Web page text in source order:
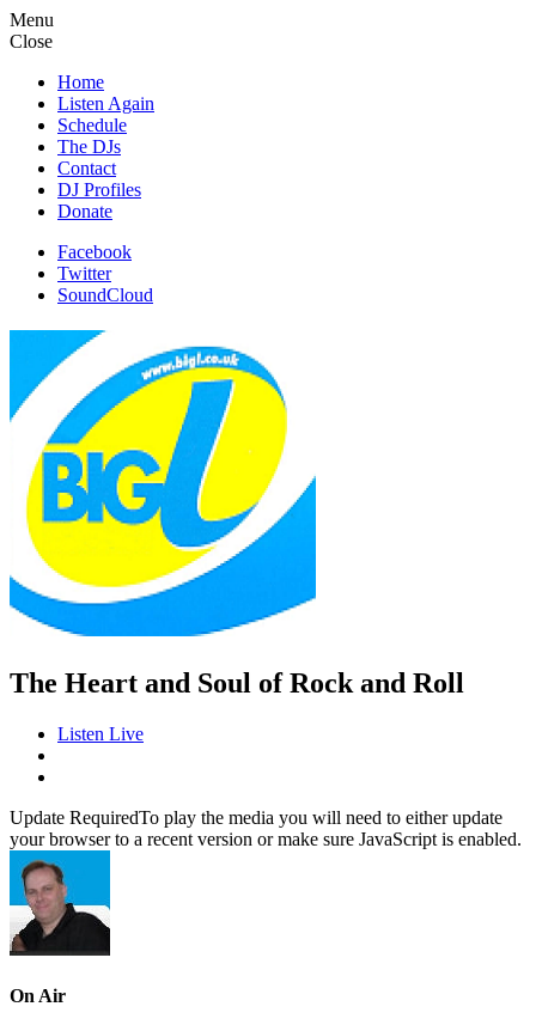
Menu
Close
Home
Listen Again
Schedule
The DJs
Contact
DJ Profiles
Donate
Facebook
Twitter
SoundCloud
The Heart and Soul of Rock and Roll
Listen Live
Update RequiredTo play the media you will need to either update
your browser to a recent version or make sure JavaScript is enabled.
On Air